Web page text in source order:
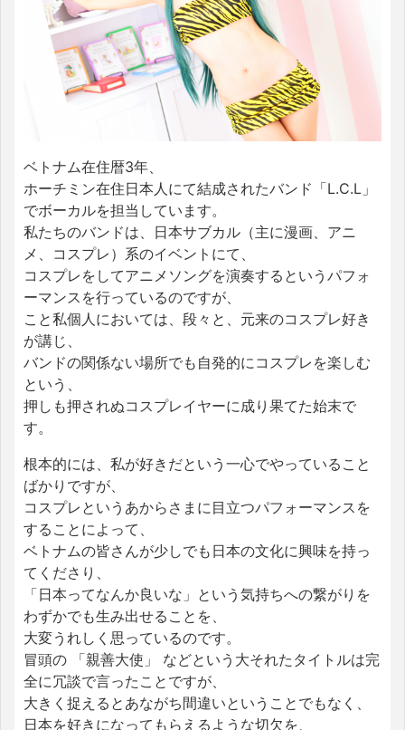
ベトナム在住暦3年、
ホーチミン在住日本人にて結成されたバンド「L.C.L」
でボーカルを担当しています。
私たちのバンドは、日本サブカル（主に漫画、アニ
メ、コスプレ）系のイベントにて、
コスプレをしてアニメソングを演奏するというパフォ
ーマンスを行っているのですが、
こと私個人においては、段々と、元来のコスプレ好き
が講じ、
バンドの関係ない場所でも自発的にコスプレを楽しむ
という、
押しも押されぬコスプレイヤーに成り果てた始末で
す。
根本的には、私が好きだという一心でやっていること
ばかりですが、
コスプレというあからさまに目立つパフォーマンスを
することによって、
ベトナムの皆さんが少しでも日本の文化に興味を持っ
てくださり、
「日本ってなんか良いな」という気持ちへの繋がりを
わずかでも生み出せることを、
大変うれしく思っているのです。
冒頭の 「親善大使」 などという大それたタイトルは完
全に冗談で言ったことですが、
大きく捉えるとあながち間違いということでもなく、
日本を好きになってもらえるような切欠を、